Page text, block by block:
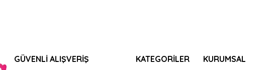
GÜVENLİ ALIŞVERİŞ KATEGORİLER KURUMSAL